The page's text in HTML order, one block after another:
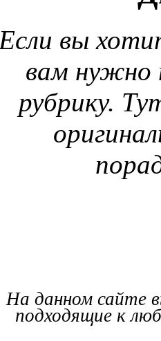
Если вы
вам нужно
рубрику.
На данном сайте
подходящие к